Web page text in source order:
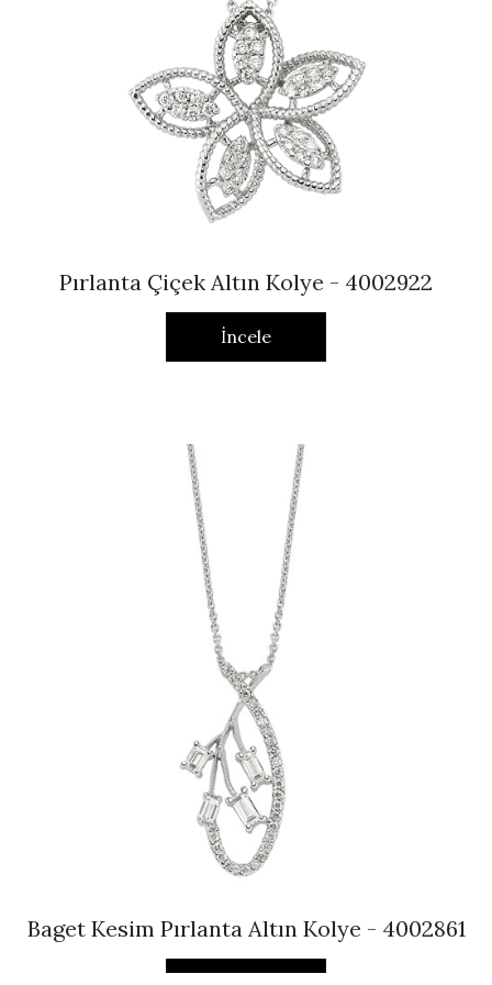
Pırlanta Çiçek Altın Kolye - 4002922
İncele
Baget Kesim Pırlanta Altın Kolye - 4002861